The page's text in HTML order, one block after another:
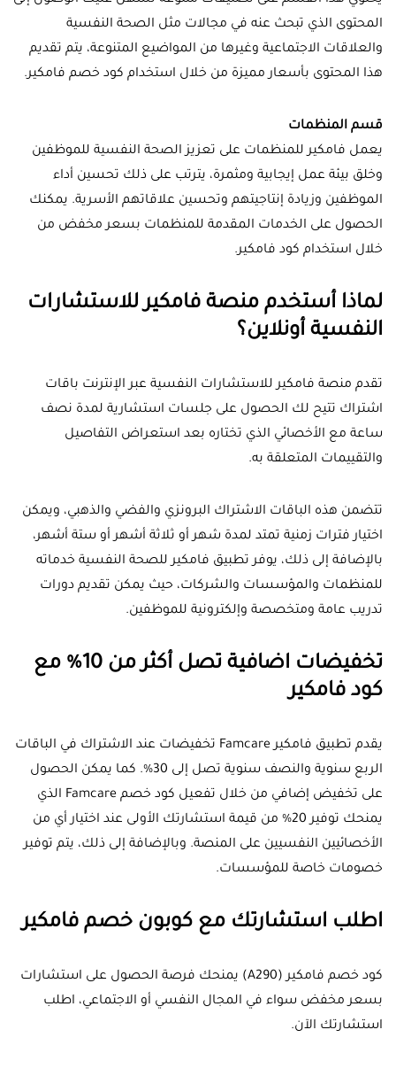
المحتوى الذي تبحث عنه في مجالات مثل الصحة النفسية
والعلاقات الاجتماعية وغيرها من المواضيع المتنوعة، يتم تقديم
هذا المحتوى بأسعار مميزة من خلال استخدام كود خصم فامكير.
قسم المنظمات
يعمل فامكير للمنظمات على تعزيز الصحة النفسية للموظفين
وخلق بيئة عمل إيجابية ومثمرة، يترتب على ذلك تحسين أداء
الموظفين وزيادة إنتاجيتهم وتحسين علاقاتهم الأسرية. يمكنك
الحصول على الخدمات المقدمة للمنظمات بسعر مخفض من
خلال استخدام كود فامكير.
لماذا أستخدم منصة فامكير للاستشارات
النفسية أونلاين؟
تقدم منصة فامكير للاستشارات النفسية عبر الإنترنت باقات
اشتراك تتيح لك الحصول على جلسات استشارية لمدة نصف
ساعة مع الأخصائي الذي تختاره بعد استعراض التفاصيل
والتقييمات المتعلقة به.
تتضمن هذه الباقات الاشتراك البرونزي والفضي والذهبي، ويمكن
اختيار فترات زمنية تمتد لمدة شهر أو ثلاثة أشهر أو ستة أشهر،
بالإضافة إلى ذلك، يوفر تطبيق فامكير للصحة النفسية خدماته
للمنظمات والمؤسسات والشركات، حيث يمكن تقديم دورات
تدريب عامة ومتخصصة وإلكترونية للموظفين.
تخفيضات اضافية تصل أكثر من 10% مع
كود فامكير
يقدم تطبيق فامكير Famcare تخفيضات عند الاشتراك في الباقات
الربع سنوية والنصف سنوية تصل إلى 30%. كما يمكن الحصول
على تخفيض إضافي من خلال تفعيل كود خصم Famcare الذي
يمنحك توفير 20% من قيمة استشارتك الأولى عند اختيار أي من
الأخصائيين النفسيين على المنصة. وبالإضافة إلى ذلك، يتم توفير
خصومات خاصة للمؤسسات.
اطلب استشارتك مع كوبون خصم فامكير
كود خصم فامكير (A290) يمنحك فرصة الحصول على استشارات
بسعر مخفض سواء في المجال النفسي أو الاجتماعي، اطلب
استشارتك الآن.